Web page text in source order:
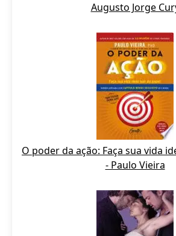
Augusto Jorge
O poder da ação: Faça sua vida
- Paulo Vieira